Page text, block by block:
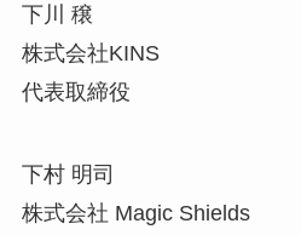
下川 穣
株式会社KINS
代表取締役
下村 明司
株式会社 Magic Shields